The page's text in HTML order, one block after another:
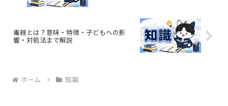
毒親とは？意味・特徴・子どもへの影
響・対処法まで解説
ホーム 知識